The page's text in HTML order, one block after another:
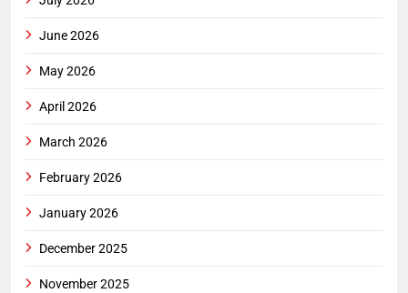
June 2026
May 2026
April 2026
March 2026
February 2026
January 2026
December 2025
November 2025